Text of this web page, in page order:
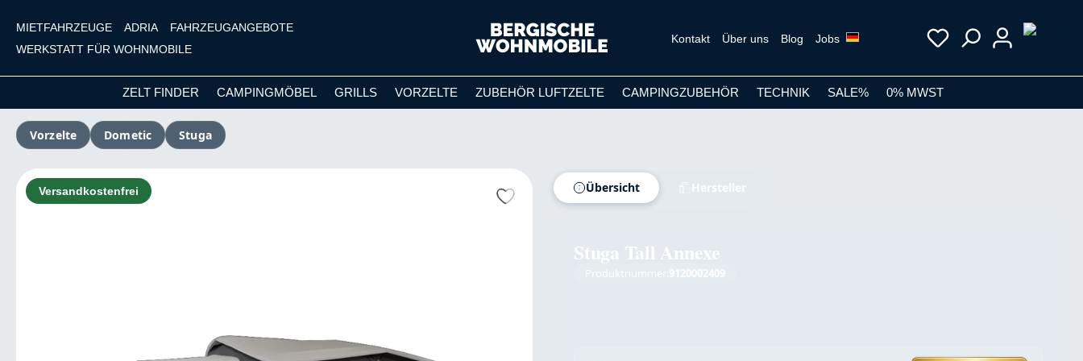
Hauptinhalt springen
Zur Suche springen
Zur Hauptnavigation springen
MIETFAHRZEUGE ADRIA
FAHRZEUGANGEBOTE
WERKSTATT FÜR WOHNMOBILE
Kontakt Über uns Blog Jobs
ZELT FINDER CAMPINGMÖBEL GRILLS VORZELTE ZUBEHÖR LUFTZELTE CAMPINGZUBEHÖR TECHNIK SALE% 0% MWST
Vorzelte Dometic Stuga
Bildergalerie überspringen
Versandkostenfrei Übersicht Hersteller
Stuga Tall Annexe
Produktnummer: 9120002409